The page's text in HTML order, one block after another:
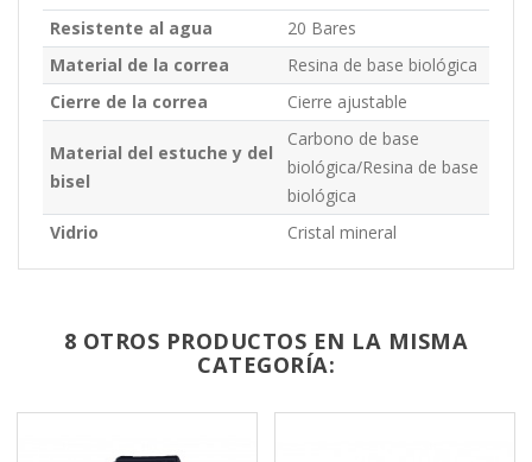
Resistente al agua
20 Bares
Material de la correa
Resina de base biológica
Cierre de la correa
Cierre ajustable
Material del estuche y del
bisel
Carbono de base
biológica/Resina de base
biológica
Vidrio
Cristal mineral
8 OTROS PRODUCTOS EN LA MISMA
CATEGORÍA: